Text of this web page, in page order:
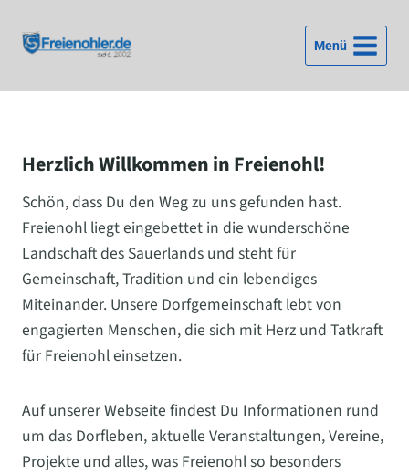
Inhalt
springen
Menü
Herzlich Willkommen in Freienohl!
Schön, dass Du den Weg zu uns gefunden hast.
Freienohl liegt eingebettet in die wunderschöne
Landschaft des Sauerlands und steht für
Gemeinschaft, Tradition und ein lebendiges
Miteinander. Unsere Dorfgemeinschaft lebt von
engagierten Menschen, die sich mit Herz und Tatkraft
für Freienohl einsetzen.
Auf unserer Webseite findest Du Informationen rund
um das Dorfleben, aktuelle Veranstaltungen, Vereine,
Projekte und alles, was Freienohl so besonders